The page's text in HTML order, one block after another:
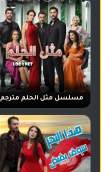
مسلسل مثل الحلم مترجم